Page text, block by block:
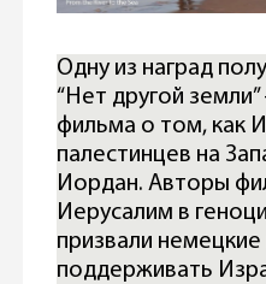
Одну из наград
“Нет другой
фильма о том, как
палестинцев на
Иордан. Авторы
Иерусалим в
призвали немецкие
поддерживать